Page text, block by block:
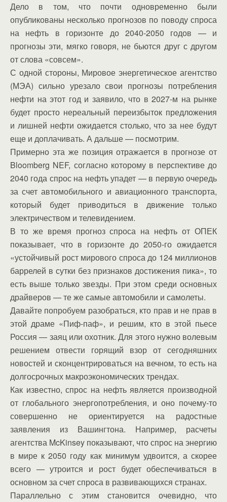
Дело в том, что почти одновременно были
опубликованы несколько прогнозов по поводу спроса
на нефть в горизонте до 2040-2050 годов — и
прогнозы эти, мягко говоря, не бьются друг с другом
от слова «совсем».
С одной стороны, Мировое энергетическое агентство
(МЭА) сильно урезало свои прогнозы потребления
нефти на этот год и заявило, что в 2027-м на рынке
будет просто нереальный переизбыток предложения
и лишней нефти ожидается столько, что за нее будут
еще и доплачивать. А дальше — посмотрим.
Примерно эта же позиция отражается в прогнозе от
Bloomberg NEF, согласно которому в перспективе до
2040 года спрос на нефть упадет — в первую очередь
за счет автомобильного и авиационного транспорта,
который будет приводиться в движение только
электричеством и телевидением.
В то же время прогноз спроса на нефть от ОПЕК
показывает, что в горизонте до 2050-го ожидается
«устойчивый рост мирового спроса до 124 миллионов
баррелей в сутки без признаков достижения пика», то
есть выше только звезды. При этом среди основных
драйверов — те же самые автомобили и самолеты.
Давайте попробуем разобраться, кто прав и не прав в
этой драме «Пиф-паф», и решим, кто в этой пьесе
Россия — заяц или охотник. Для этого нужно волевым
решением отвести горящий взор от сегодняшних
новостей и сконцентрироваться на вечном, то есть на
долгосрочных макроэкономических трендах.
Как известно, спрос на нефть является производной
от глобального энергопотребления, и оно почему-то
совершенно не ориентируется на радостные
заявления из Вашингтона. Например, расчеты
агентства McKinsey показывают, что спрос на энергию
в мире к 2050 году как минимум удвоится, а скорее
всего — утроится и рост будет обеспечиваться в
основном за счет спроса в развивающихся странах.
Параллельно с этим становится очевидно, что